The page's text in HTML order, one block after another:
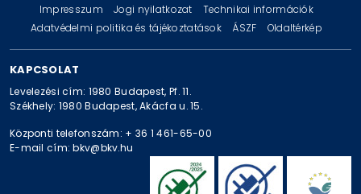
Impresszum Jogi nyilatkozat
Technikai információk
Adatvédelmi politika és tájékoztatások
ÁSZF Oldaltérkép
KAPCSOLAT
Levelezési cím: 1980 Budapest, Pf. 11.
Székhely: 1980 Budapest, Akácfa u. 15.
Központi telefonszám: + 36 1 461-65-00
E-mail cím: bkv@bkv.hu